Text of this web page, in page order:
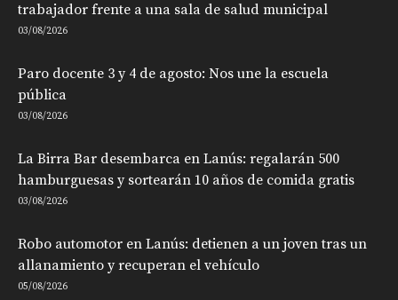
trabajador frente a una sala de salud municipal
03/08/2026
Paro docente 3 y 4 de agosto: Nos une la escuela
pública
03/08/2026
La Birra Bar desembarca en Lanús: regalarán 500
hamburguesas y sortearán 10 años de comida gratis
03/08/2026
Robo automotor en Lanús: detienen a un joven tras un
allanamiento y recuperan el vehículo
05/08/2026